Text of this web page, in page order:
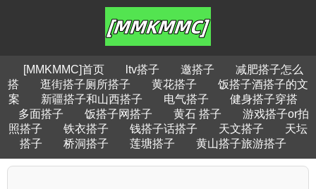
[MMKMMC]首页 ltv搭子 邀搭子
减肥搭子怎么
搭
逛街搭子厕所搭子 黄花搭子
饭搭子酒搭子的文
案
新疆搭子和山西搭子 电气搭子
健身搭子穿搭
多面搭子
饭搭子网搭子 黄石 搭子
游戏搭子or拍
照搭子
铁衣搭子 钱搭子话搭子 天文搭子
天坛
搭子
桥洞搭子 莲塘搭子 黄山搭子旅游搭子